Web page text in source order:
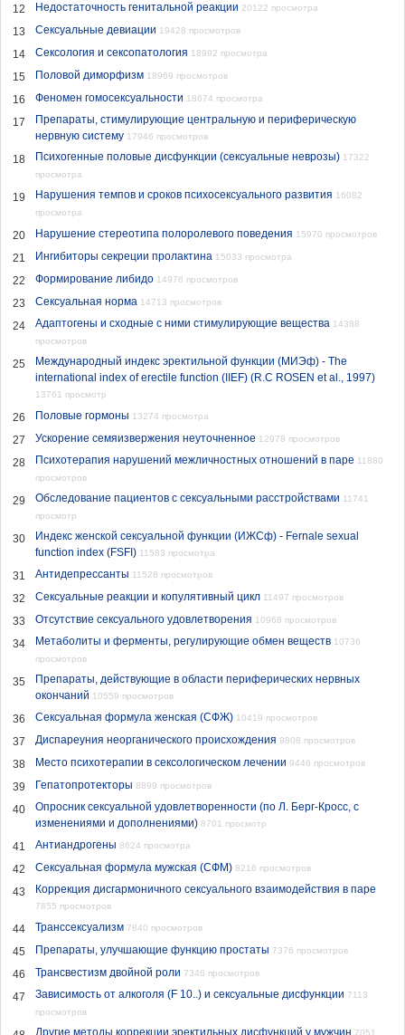
12 Недостаточность генитальной реакции 20122 просмотра
13 Сексуальные девиации 19428 просмотров
14 Сексология и сексопатология 18992 просмотра
15 Половой диморфизм 18969 просмотров
16 Феномен гомосексуальности 18674 просмотра
17
Препараты, стимулирующие центральную и периферическую
нервную систему 17946 просмотров
18 Психогенные половые дисфункции (сексуальные неврозы) 17322
просмотра
19 Нарушения темпов и сроков психосексуального развития 16082
просмотра
20 Нарушение стереотипа полоролевого поведения 15970 просмотров
21 Ингибиторы секреции пролактина 15033 просмотра
22 Формирование либидо 14976 просмотров
23 Сексуальная норма 14713 просмотров
24 Адаптогены и сходные с ними стимулирующие вещества 14388
просмотров
25
Международный индекс эректильной функции (МИЭф) - The
international index of erectile function (IIEF) (R.C ROSEN et al., 1997)
13761 просмотр
26 Половые гормоны 13274 просмотра
27 Ускорение семяизвержения неуточненное 12978 просмотров
28 Психотерапия нарушений межличностных отношений в паре 11880
просмотров
29 Обследование пациентов с сексуальными расстройствами 11741
просмотр
30
Индекс женской сексуальной функции (ИЖСф) - Fernale sexual
function index (FSFI) 11583 просмотра
31 Антидепрессанты 11528 просмотров
32 Сексуальные реакции и копулятивный цикл 11497 просмотров
33 Отсутствие сексуального удовлетворения 10968 просмотров
34 Метаболиты и ферменты, регулирующие обмен веществ 10736
просмотров
35
Препараты, действующие в области периферических нервных
окончаний 10559 просмотров
36 Сексуальная формула женская (СФЖ) 10419 просмотров
37 Диспареуния неорганического происхождения 9808 просмотров
38 Место психотерапии в сексологическом лечении 9446 просмотров
39 Гепатопротекторы 8899 просмотров
40
Опросник сексуальной удовлетворенности (по Л. Берг-Кросс, с
изменениями и дополнениями) 8701 просмотр
41 Антиандрогены 8624 просмотра
42 Сексуальная формула мужская (СФМ) 8216 просмотров
43 Коррекция дисгармоничного сексуального взаимодействия в паре
7855 просмотров
44 Транссексуализм 7840 просмотров
45 Препараты, улучшающие функцию простаты 7376 просмотров
46 Трансвестизм двойной роли 7346 просмотров
47 Зависимость от алкоголя (F 10..) и сексуальные дисфункции 7113
просмотров
Другие методы коррекции эректильных дисфункций у мужчин 7051